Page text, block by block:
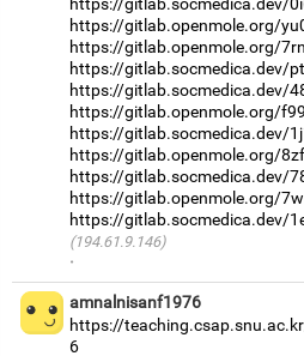
https://gitlab.openmole.org/
https://gitlab.openmole.org/
https://gitlab.socmedica.dev/
https://gitlab.socmedica.dev/
https://gitlab.openmole.org/
https://gitlab.socmedica.dev/
https://gitlab.openmole.org/
https://gitlab.socmedica.dev/
https://gitlab.openmole.org/
https://gitlab.socmedica.dev/
(194.61.9.146)
·
amnalnisanf1976
https://
6